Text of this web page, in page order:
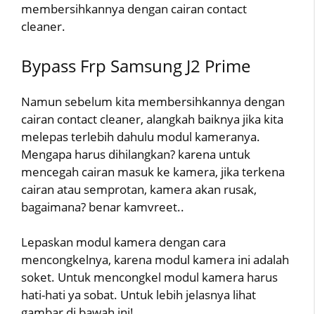
membersihkannya dengan cairan contact
cleaner.
Bypass Frp Samsung J2 Prime
Namun sebelum kita membersihkannya dengan
cairan contact cleaner, alangkah baiknya jika kita
melepas terlebih dahulu modul kameranya.
Mengapa harus dihilangkan? karena untuk
mencegah cairan masuk ke kamera, jika terkena
cairan atau semprotan, kamera akan rusak,
bagaimana? benar kamvreet..
Lepaskan modul kamera dengan cara
mencongkelnya, karena modul kamera ini adalah
soket. Untuk mencongkel modul kamera harus
hati-hati ya sobat. Untuk lebih jelasnya lihat